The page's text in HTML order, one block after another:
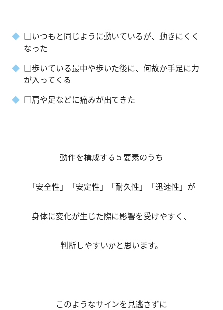
□いつもと同じように動いているが、動きにくく
なった
□歩いている最中や歩いた後に、何故か手足に力
が入ってくる
□肩や足などに痛みが出てきた
動作を構成する５要素のうち
「安全性」「安定性」「耐久性」「迅速性」が
身体に変化が生じた際に影響を受けやすく、
判断しやすいかと思います。
このようなサインを見逃さずに